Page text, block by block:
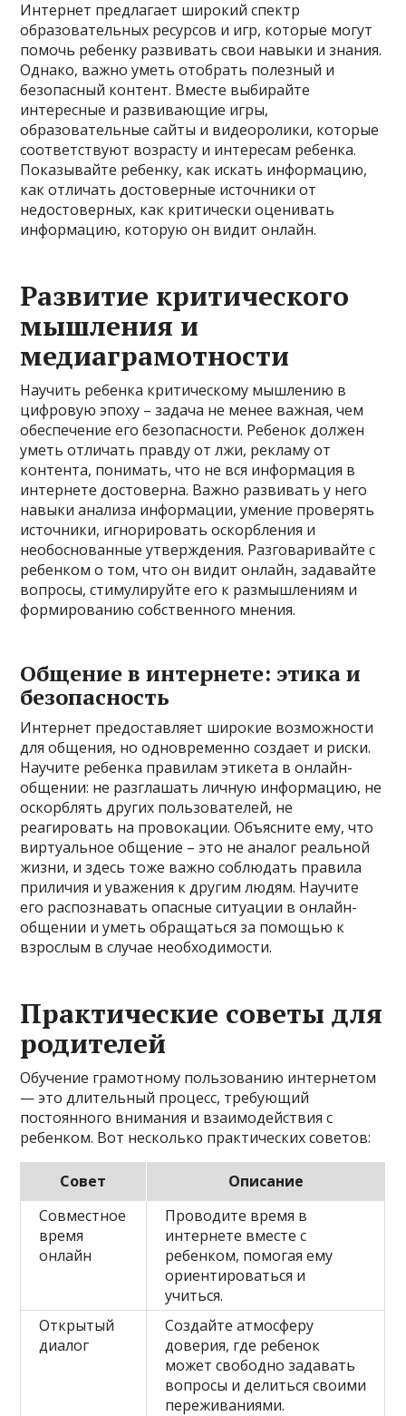
Интернет предлагает широкий спектр
образовательных ресурсов и игр, которые могут
помочь ребенку развивать свои навыки и знания.
Однако, важно уметь отобрать полезный и
безопасный контент. Вместе выбирайте
интересные и развивающие игры,
образовательные сайты и видеоролики, которые
соответствуют возрасту и интересам ребенка.
Показывайте ребенку, как искать информацию,
как отличать достоверные источники от
недостоверных, как критически оценивать
информацию, которую он видит онлайн.
Развитие критического
мышления и
медиаграмотности
Научить ребенка критическому мышлению в
цифровую эпоху – задача не менее важная, чем
обеспечение его безопасности. Ребенок должен
уметь отличать правду от лжи, рекламу от
контента, понимать, что не вся информация в
интернете достоверна. Важно развивать у него
навыки анализа информации, умение проверять
источники, игнорировать оскорбления и
необоснованные утверждения. Разговаривайте с
ребенком о том, что он видит онлайн, задавайте
вопросы, стимулируйте его к размышлениям и
формированию собственного мнения.
Общение в интернете: этика и
безопасность
Интернет предоставляет широкие возможности
для общения, но одновременно создает и риски.
Научите ребенка правилам этикета в онлайн-
общении: не разглашать личную информацию, не
оскорблять других пользователей, не
реагировать на провокации. Объясните ему, что
виртуальное общение – это не аналог реальной
жизни, и здесь тоже важно соблюдать правила
приличия и уважения к другим людям. Научите
его распознавать опасные ситуации в онлайн-
общении и уметь обращаться за помощью к
взрослым в случае необходимости.
Практические советы для
родителей
Обучение грамотному пользованию интернетом
— это длительный процесс, требующий
постоянного внимания и взаимодействия с
ребенком. Вот несколько практических советов:
Совет
Описание
Совместное
время
онлайн
Проводите время в
интернете вместе с
ребенком, помогая ему
ориентироваться и
учиться.
Открытый
диалог
Создайте атмосферу
доверия, где ребенок
может свободно задавать
вопросы и делиться своими
переживаниями.